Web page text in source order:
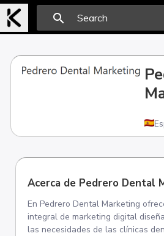
search
Acerca de Pedrero Dental
En Pedrero Dental Marketing
integral de marketing digital
las necesidades de las clínicas